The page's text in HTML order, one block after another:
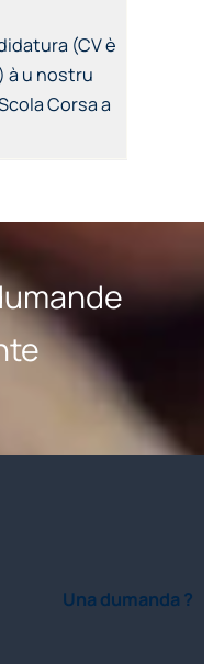
(CV è
à u nostru
Corsa a
Una dumanda ?